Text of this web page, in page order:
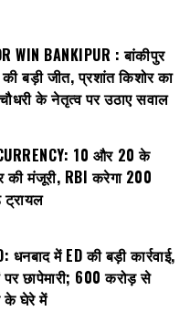
WIN BANKIPUR : बांकीपुर
बड़ी जीत, प्रशांत किशोर का
के नेतृत्व पर उठाए सवाल
₹10 और ₹20 के
की मंजूरी, RBI करेगा 200
ट्रायल
धनबाद में ED की बड़ी कार्रवाई,
छापेमारी; 600 करोड़ से
के घेरे में